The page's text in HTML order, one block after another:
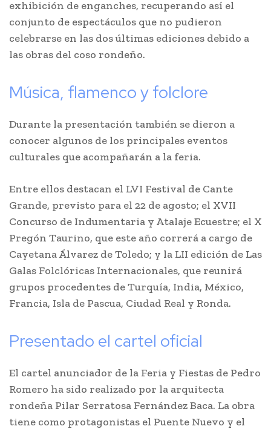
exhibición de enganches, recuperando así el
conjunto de espectáculos que no pudieron
celebrarse en las dos últimas ediciones debido a
las obras del coso rondeño.
Música, flamenco y folclore
Durante la presentación también se dieron a
conocer algunos de los principales eventos
culturales que acompañarán a la feria.
Entre ellos destacan el LVI Festival de Cante
Grande, previsto para el 22 de agosto; el XVII
Concurso de Indumentaria y Atalaje Ecuestre; el X
Pregón Taurino, que este año correrá a cargo de
Cayetana Álvarez de Toledo; y la LII edición de Las
Galas Folclóricas Internacionales, que reunirá
grupos procedentes de Turquía, India, México,
Francia, Isla de Pascua, Ciudad Real y Ronda.
Presentado el cartel oficial
El cartel anunciador de la Feria y Fiestas de Pedro
Romero ha sido realizado por la arquitecta
rondeña Pilar Serratosa Fernández Baca. La obra
tiene como protagonistas el Puente Nuevo y el